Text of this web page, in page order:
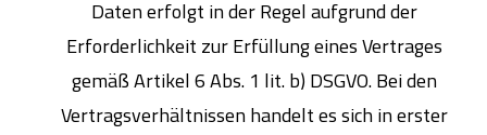
Daten erfolgt in der Regel aufgrund der
Erforderlichkeit zur Erfüllung eines Vertrages
gemäß Artikel 6 Abs. 1 lit. b) DSGVO. Bei den
Vertragsverhältnissen handelt es sich in erster